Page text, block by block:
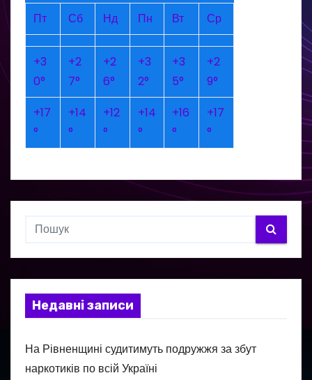
Пт
Сб Нд Пн Вт Ср
+3
0°
+2
7°
+2
6°
+3
2°
+3
5°
+2
9°
+17
°
+14
°
+12
°
+14
°
+16
°
+17
°
Недавні записи
На Рівненщині судитимуть подружжя за збут
наркотиків по всій Україні